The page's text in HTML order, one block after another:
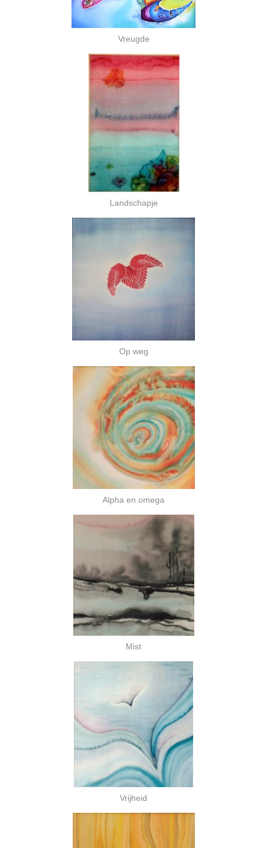
Vreugde
Landschapje
Op weg
Alpha en omega
Mist
Vrijheid